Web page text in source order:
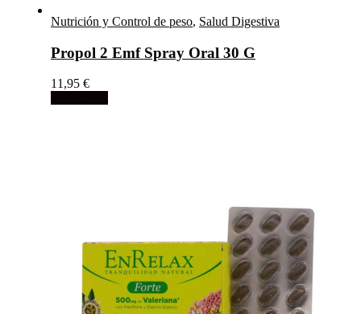
Nutrición y Control de peso, Salud Digestiva
Propol 2 Emf Spray Oral 30 G
11,95 €